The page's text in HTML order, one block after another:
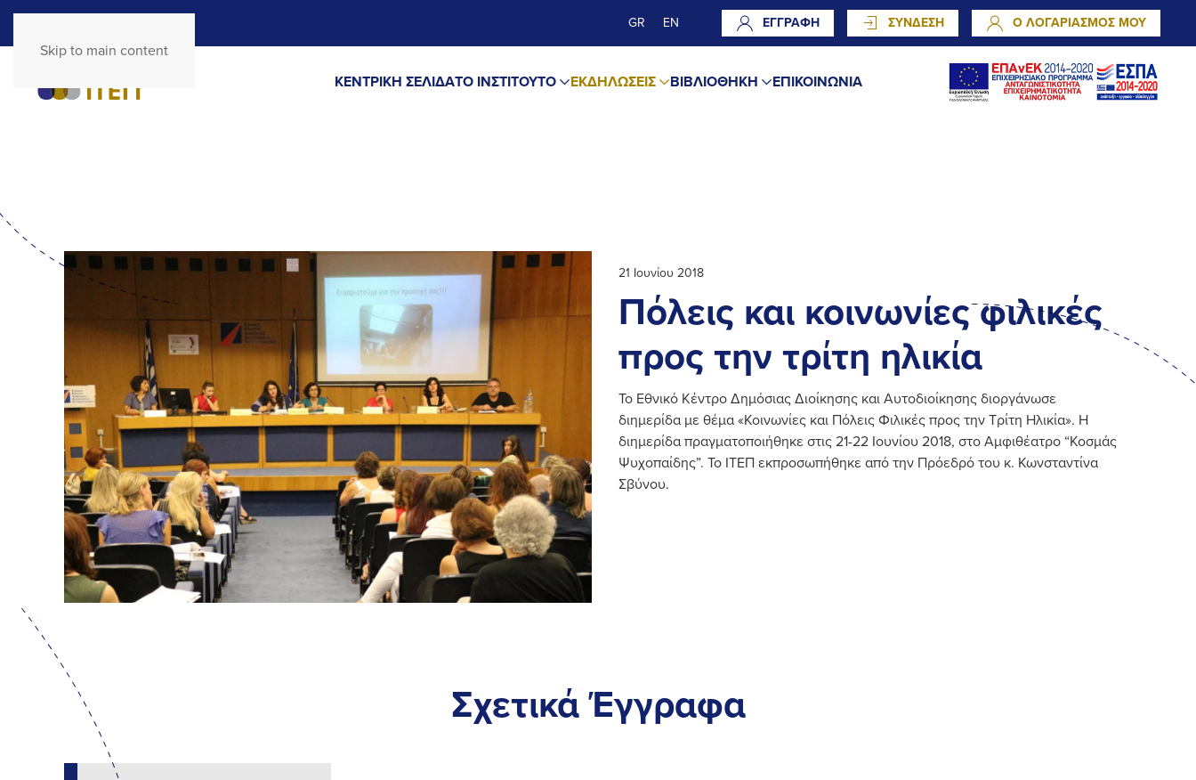
Skip to main content
GR EN ΕΓΓΡΑΦΗ ΣΥΝΔΕΣΗ Ο ΛΟΓΑΡΙΑΣΜΟΣ ΜΟΥ
ΚΕΝΤΡΙΚΗ ΣΕΛΙΔΑΤΟ ΙΝΣΤΙΤΟΥΤΟ ΕΚΔΗΛΩΣΕΙΣ ΒΙΒΛΙΟΘΗΚΗ ΕΠΙΚΟΙΝΩΝΙΑ
21 Ιουνίου 2018
Πόλεις και κοινωνίες φιλικές
προς την τρίτη ηλικία
Το Εθνικό Κέντρο Δημόσιας Διοίκησης και Αυτοδιοίκησης διοργάνωσε
διημερίδα με θέμα «Κοινωνίες και Πόλεις Φιλικές προς την Τρίτη Ηλικία». Η
διημερίδα πραγματοποιήθηκε στις 21-22 Ιουνίου 2018, στο Αμφιθέατρο “Κοσμάς
Ψυχοπαίδης”. Το ΙΤΕΠ εκπροσωπήθηκε από την Πρόεδρό του κ. Κωνσταντίνα
Σβύνου.
Σχετικά Έγγραφα